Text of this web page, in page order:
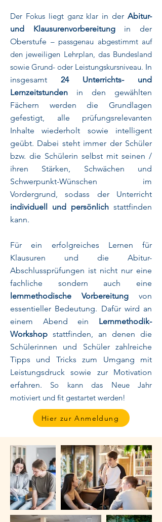
Der Fokus liegt ganz klar in derAbitur-
und Klausurenvorbereitungin der
Oberstufe – passgenau abgestimmt auf
den jeweiligen Lehrplan, das Bundesland
sowie Grund- oder Leistungskursniveau. In
insgesamt 24 Unterrichts- und
Lernzeitstunden in den gewählten
Fächern werden die Grundlagen
gefestigt, alle prüfungsrelevanten
Inhalte wiederholt sowie intelligent
geübt. Dabei steht immer der Schüler
bzw. die Schülerin selbst mit seinen /
ihren Stärken, Schwächen und
Schwerpunkt-Wünschen im
Vordergrund, sodass der Unterricht
individuell und persönlich stattfinden
kann.
Für ein erfolgreiches Lernen für
Klausuren und die Abitur-
Abschlussprüfungen ist nicht nur eine
fachliche sondern auch eine
lernmethodische Vorbereitung von
essentieller Bedeutung. Dafür wird an
einem Abend ein Lernmethodik-
Workshop stattfinden, an denen die
Schülerinnen und Schüler zahlreiche
Tipps und Tricks zum Umgang mit
Leistungsdruck sowie zur Motivation
erfahren. So kann das Neue Jahr
motiviert und fit gestartet werden!
Hier zur Anmeldung